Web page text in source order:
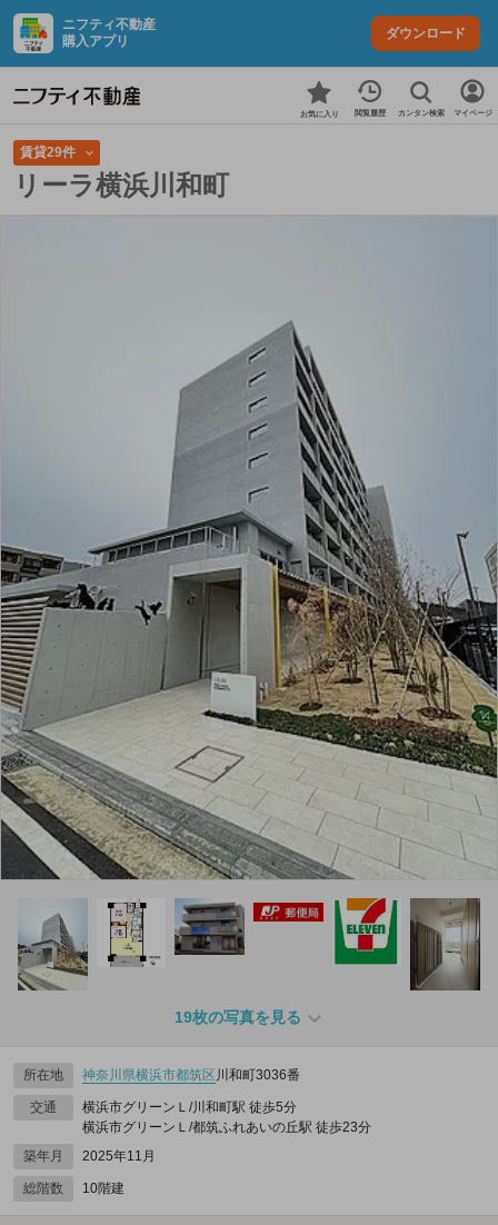
ニフティ不動産
購入アプリ
ダウンロード
お気に入り 閲覧履歴 カンタン検索 マイページ
賃貸29件
リーラ横浜川和町
19枚の写真を見る
所在地 神奈川県横浜市都筑区 川和町3036番
交通
横浜市グリーンＬ/川和町駅 徒歩5分
横浜市グリーンＬ/都筑ふれあいの丘駅 徒歩23分
築年月
2025年11月
総階数 10階建